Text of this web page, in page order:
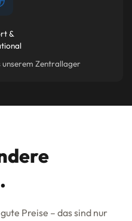
&
unserem Zentrallager
Preise – das sind nur